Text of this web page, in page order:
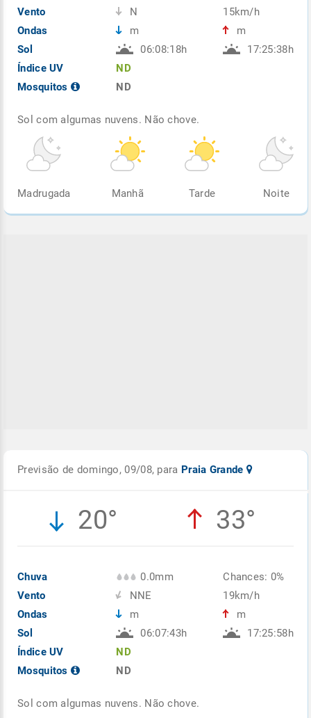
Vento
Ondas
Sol
Índice UV
Mosquitos
N
m
06:08:18h
ND
ND
15km/h
m
17:25:38h
Sol com algumas nuvens. Não chove.
Madrugada Manhã Tarde Noite
Previsão de domingo, 09/08, para Praia Grande
20° 33°
Chuva
Vento
Ondas
Sol
Índice UV
Mosquitos
0.0mm
NNE
m
06:07:43h
ND
ND
Chances: 0%
19km/h
m
17:25:58h
Sol com algumas nuvens. Não chove.